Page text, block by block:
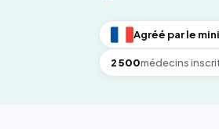
Agréé par le
2 500médecins